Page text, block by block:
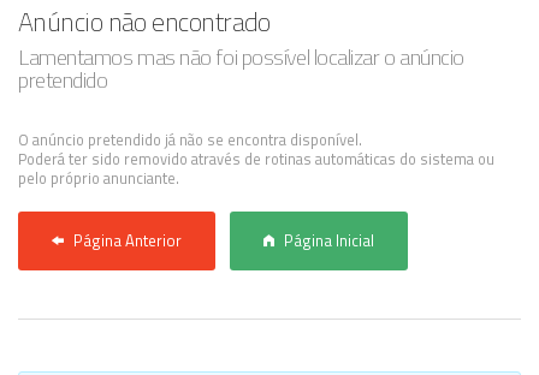
Registo / Login
Anunciar Agora
Anúncio não encontrado
Lamentamos mas não foi possível localizar o anúncio
pretendido
O anúncio pretendido já não se encontra disponível.
Poderá ter sido removido através de rotinas automáticas do sistema ou
pelo próprio anunciante.
Página Anterior Página Inicial